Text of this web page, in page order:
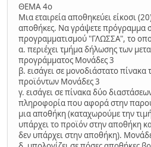
ΘΕΜΑ 4ο
Μια εταιρεία αποθηκεύει είκοσι
αποθήκες. Να γράψετε πρόγραμμα
προγραμματισμού "ΓΛΩΣΣΑ", το
α. περιέχει τμήμα δήλωσης των
προγράμματος Μονάδες 3
β. εισάγει σε μονοδιάστατο πίνακα
προϊόντων Μονάδες 3
γ. εισάγει σε πίνακα δύο
πληροφορία που αφορά στην
μια αποθήκη (καταχωρούμε την
υπάρχει το προϊόν στην αποθήκη
δεν υπάρχει στην αποθήκη).